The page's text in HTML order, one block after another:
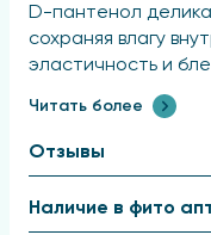
D-пантенол
сохраняя влагу
эластичность и
длительному
процесс укладки.
Применение
Нанесите шампунь
Читать более
Отзывы
Наличие в фито